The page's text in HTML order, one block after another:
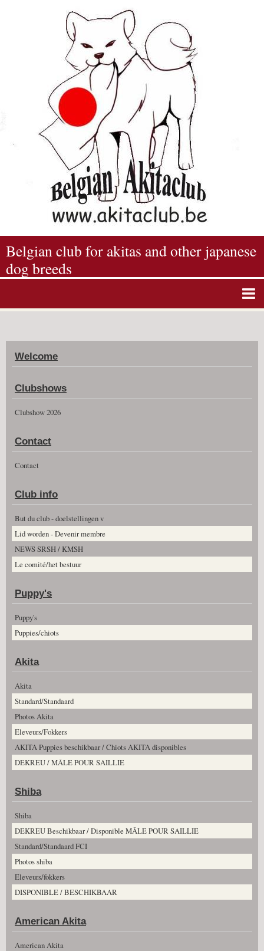
Belgian club for akitas and other japanese
dog breeds
Album photos
Agenda
Guestbook
News
Clubshow 2026
Welcome
Clubshows
Clubshow 2026
Contact
Contact
Club info
But du club - doelstellingen v
Lid worden - Devenir membre
NEWS SRSH / KMSH
Le comité/het bestuur
Puppy's
Puppy's
Puppies/chiots
Akita
Akita
Standard/Standaard
Photos Akita
Eleveurs/Fokkers
AKITA Puppies beschikbaar / Chiots AKITA disponibles
DEKREU / MÂLE POUR SAILLIE
Shiba
Shiba
DEKREU Beschikbaar / Disponible MÂLE POUR SAILLIE
Standard/Standaard FCI
Photos shiba
Eleveurs/fokkers
DISPONIBLE / BESCHIKBAAR
American Akita
American Akita